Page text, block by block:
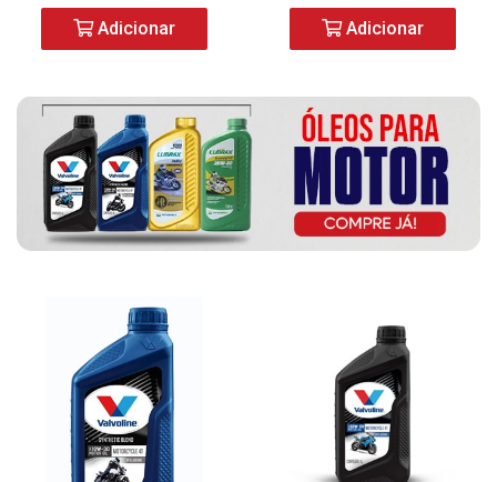
Adicionar Adicionar